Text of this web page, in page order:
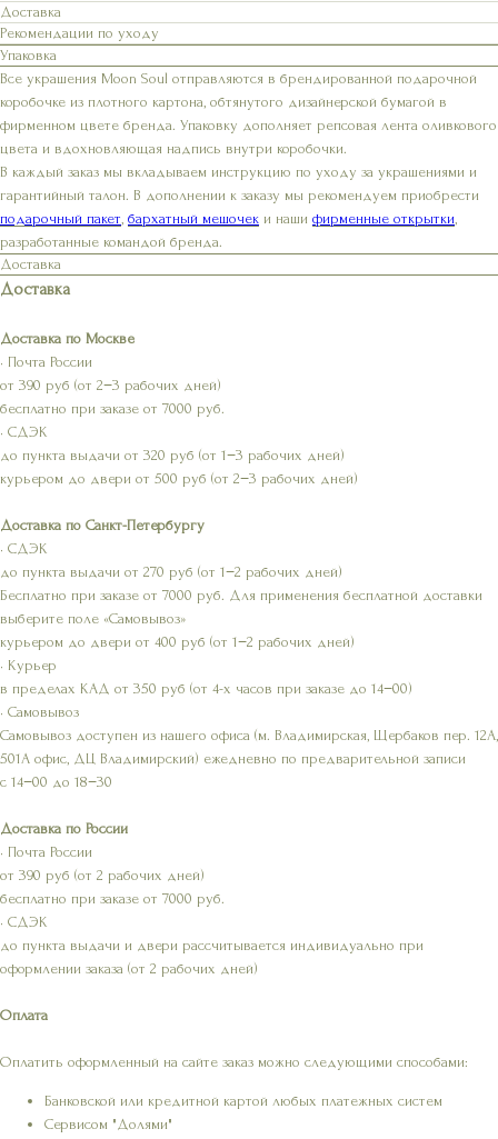
Доставка
Рекомендации по уходу
Упаковка
Все украшения Moon Soul отправляются в брендированной подарочной
коробочке из плотного картона, обтянутого дизайнерской бумагой в
фирменном цвете бренда. Упаковку дополняет репсовая лента оливкового
цвета и вдохновляющая надпись внутри коробочки.
В каждый заказ мы вкладываем инструкцию по уходу за украшениями и
гарантийный талон. В дополнении к заказу мы рекомендуем приобрести
подарочный пакет бархатный мешочек и наши фирменные открытки
разработанные командой бренда.
Доставка
Доставка
Доставка по Москве
• Почта России
от 390 руб (от 2−3 рабочих дней)
бесплатно при заказе от 7000 руб.
• СДЭК
до пункта выдачи от 320 руб (от 1−3 рабочих дней)
курьером до двери от 500 руб (от 2−3 рабочих дней)
Доставка по Санкт-Петербургу
• СДЭК
до пункта выдачи от 270 руб (от 1−2 рабочих дней)
Бесплатно при заказе от 7000 руб. Для применения бесплатной доставки
выберите поле «Самовывоз»
курьером до двери от 400 руб (от 1−2 рабочих дней)
• Курьер
в пределах КАД от 350 руб (от 4-х часов при заказе до 14−00)
• Самовывоз
Самовывоз доступен из нашего офиса (м. Владимирская, Щербаков пер. 12А,
501А офис, ДЦ Владимирский) ежедневно по предварительной записи
с 14−00 до 18−30
Доставка по России
• Почта России
от 390 руб (от 2 рабочих дней)
бесплатно при заказе от 7000 руб.
• СДЭК
до пункта выдачи и двери рассчитывается индивидуально при
оформлении заказа (от 2 рабочих дней)
Оплата
Оплатить оформленный на сайте заказ можно следующими способами:
Банковской или кредитной картой любых платежных систем
Сервисом "Долями"